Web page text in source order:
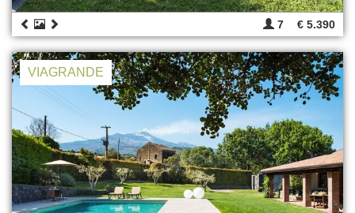
7 € 5.390
VIAGRANDE